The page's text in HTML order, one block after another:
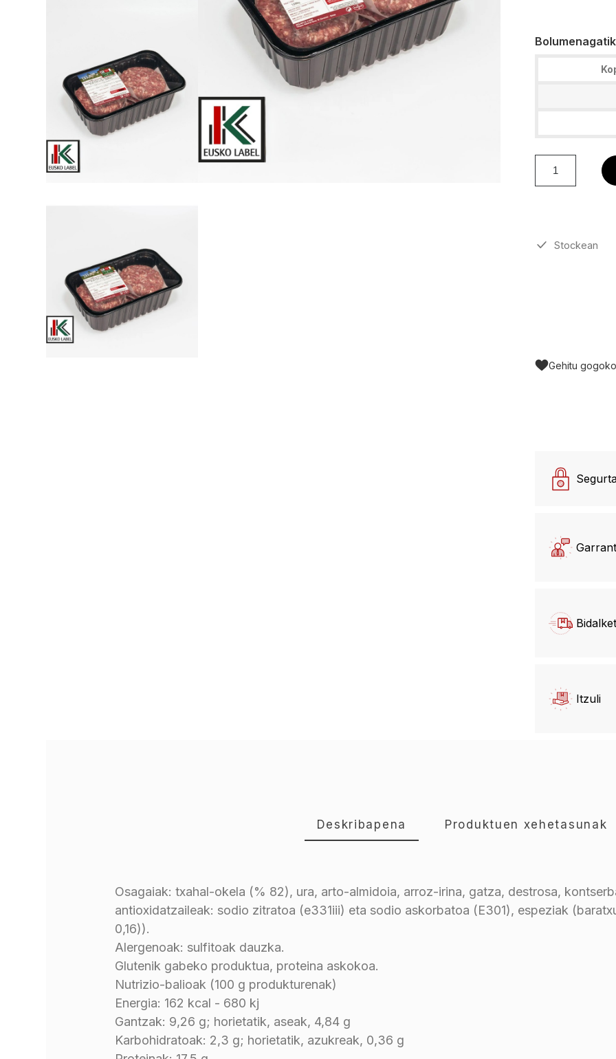
Stockean
Gehitu
Itzuli
Deskribapena Produktuen xehetasunak
Osagaiak: txahal-okela (% 82), ura, arto-almidoia, arroz-irina, gatza, destrosa,
antioxidatzaileak: sodio zitratoa (e331iii) eta sodio askorbatoa (E301), espeziak
0,16)).
Alergenoak: sulfitoak dauzka.
Glutenik gabeko produktua, proteina askokoa.
Nutrizio-balioak (100 g produkturenak)
Energia: 162 kcal - 680 kj
Gantzak: 9,26 g; horietatik, aseak, 4,84 g
Karbohidratoak: 2,3 g; horietatik, azukreak, 0,36 g